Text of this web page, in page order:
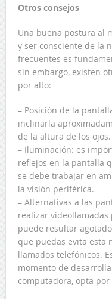
Otros consejos
Una buena postura al
y ser consciente de la
frecuentes es
sin embargo, existen
por alto:
– Posición de la
inclinarla
de la altura de los ojos.
– Iluminación: es
reflejos en la pantalla
se debe trabajar en
la visión periférica.
– Alternativas a las
realizar
puede resultar
que puedas evita esta
llamados telefónicos.
momento de
computadora, opta